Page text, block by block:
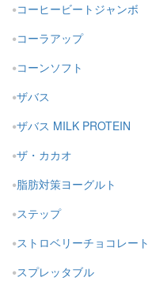
コーヒービートジャンボ
コーラアップ
コーンソフト
ザバス
ザバス MILK PROTEIN
ザ・カカオ
脂肪対策ヨーグルト
ステップ
ストロベリーチョコレート
スプレッタブル